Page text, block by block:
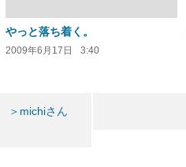
やっと落ち着く。
2009年6月17日 3:40
＞michiさん